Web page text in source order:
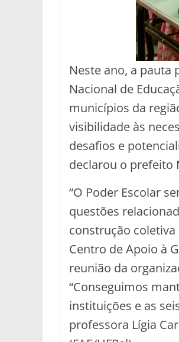
Neste ano, a pauta
Nacional de
municípios da
visibilidade às
desafios e
declarou o prefeito
“O Poder Escolar
questões
construção
Centro de Apoio à
reunião da
“Conseguimos
instituições e as
professora Lígia